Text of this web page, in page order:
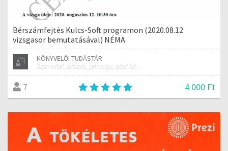
Bérszámfejtés Kulcs-Soft programon (2020.08.12
vizsgasor bemutatásával) NÉMA
KÖNYVELŐI TUDÁSTÁR
7 4 000 Ft